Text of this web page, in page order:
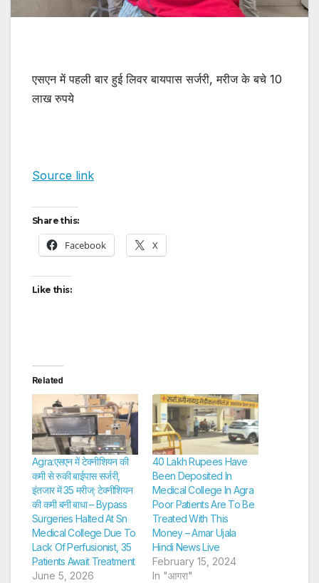
एसएन में पहली बार हुई लिवर बायपास सर्जरी, मरीज के बचे 10
लाख रुपये
Source link
Share this:
Facebook X
Like this:
Related
Agra:एसएन में टेक्नीशियन की
कमी से रुकी बाईपास सर्जरी,
इंतजार में 35 मरीज; टेक्नीशियन
की कमी बनी बाधा – Bypass
Surgeries Halted At Sn
Medical College Due To
Lack Of Perfusionist, 35
Patients Await Treatment
June 5, 2026
40 Lakh Rupees Have
Been Deposited In
Medical College In Agra
Poor Patients Are To Be
Treated With This
Money – Amar Ujala
Hindi News Live
February 15, 2024
In "आगरा"